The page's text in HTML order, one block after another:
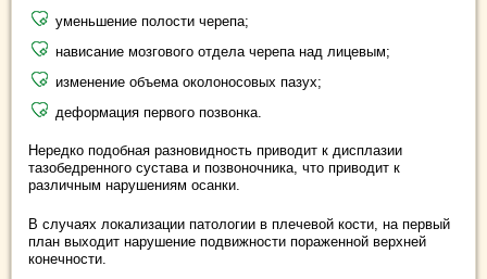
уменьшение полости черепа;
нависание мозгового отдела черепа над лицевым;
изменение объема околоносовых пазух;
деформация первого позвонка.
Нередко подобная разновидность приводит к дисплазии
тазобедренного сустава и позвоночника, что приводит к
различным нарушениям осанки.
В случаях локализации патологии в плечевой кости, на первый
план выходит нарушение подвижности пораженной верхней
конечности.